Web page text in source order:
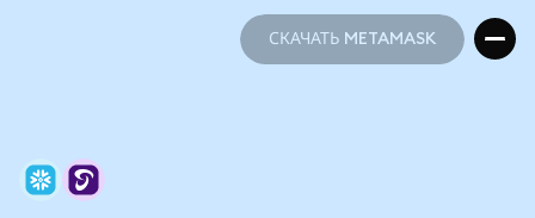
СКАЧАТЬ METAMASK